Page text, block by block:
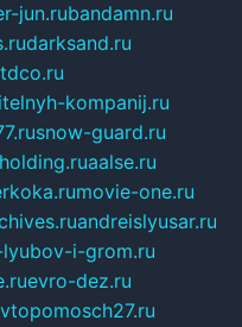
jun.rubandamn.ru
darksand.ru
kompanij.ru
snow-guard.ru
aalse.ru
movie-one.ru
andreislyusar.ru
i-grom.ru
evro-dez.ru